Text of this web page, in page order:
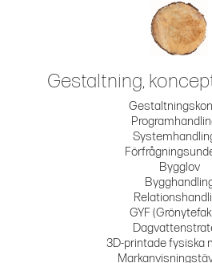
Gestaltning,
Bygglov
GYF
3D-printade fysiska